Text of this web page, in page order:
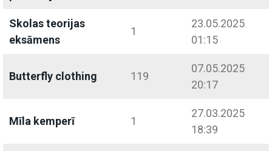
Skolas teorijas
eksāmens
1
23.05.2025
01:15
Butterfly clothing 119
07.05.2025
20:17
Mīla kemperī 1
27.03.2025
18:39